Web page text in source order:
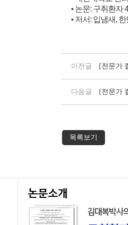
• 논문: 구취환자
• 저서: 입냄새,
이전글 [전문가
다음글 [전문가
목록보기
논문소개